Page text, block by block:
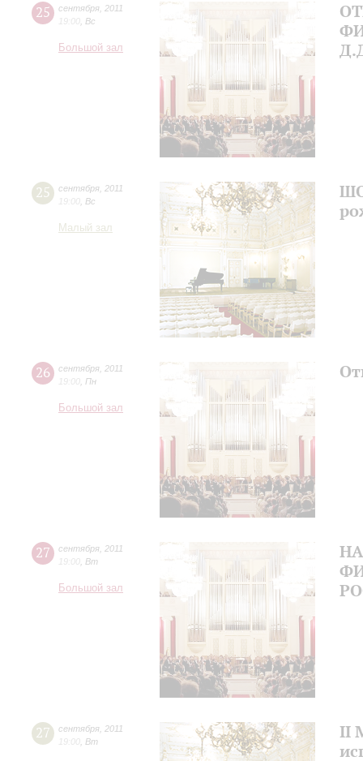
25 сентября 2011
19:00 Вс
Большой зал
25 сентября 2011
19:00 Вс
Малый зал
26 сентября 2011
19:00 Пн
Большой зал
27 сентября 2011
19:00 Вт
Большой зал
27 сентября 2011
19:00 Вт
II